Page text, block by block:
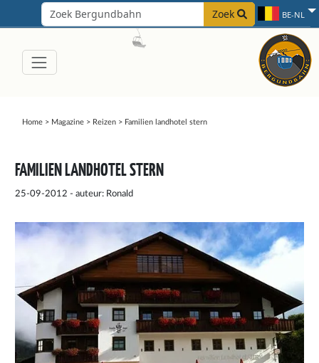
Zoek BE-NL
Home> Magazine> Reizen> Familien landhotel stern
FAMILIEN LANDHOTEL STERN
25-09-2012 - auteur: Ronald